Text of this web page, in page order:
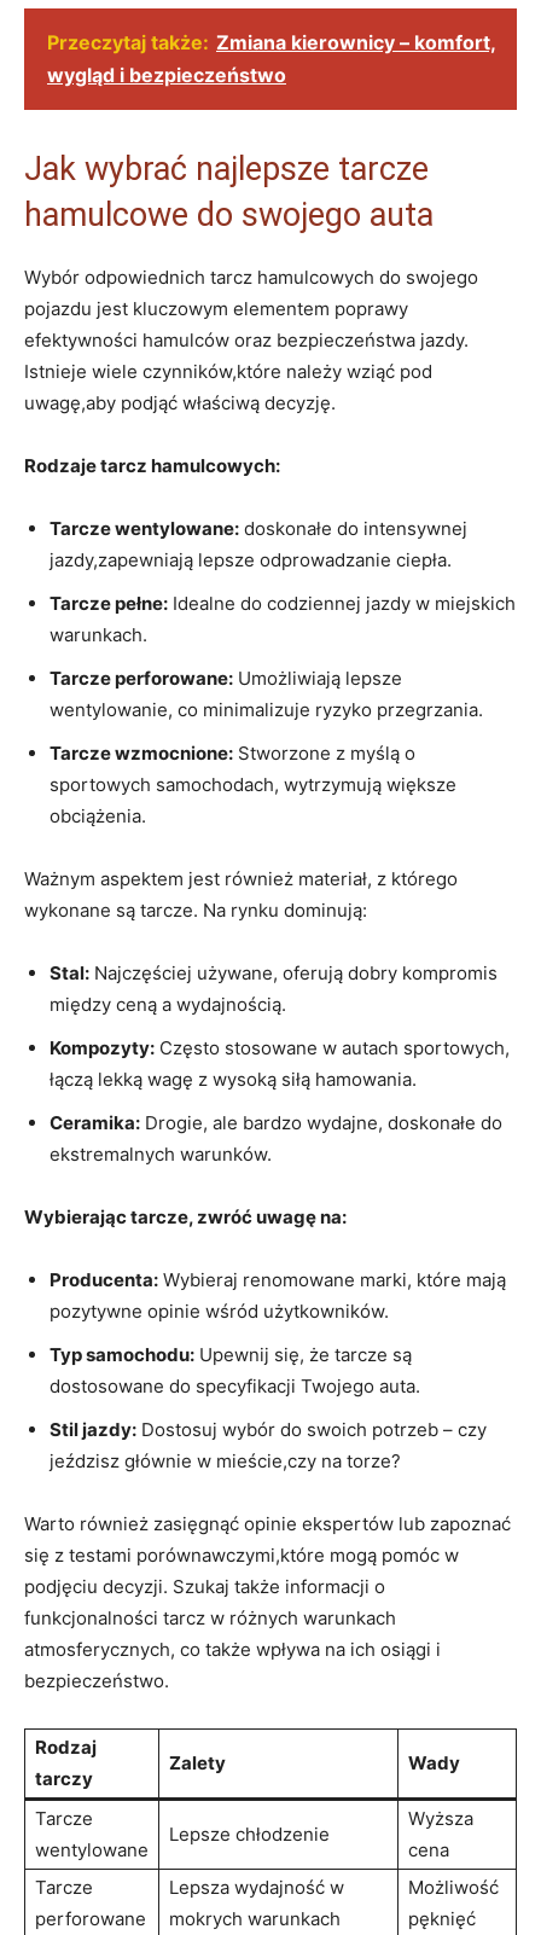
Przeczytaj także: Zmiana kierownicy – komfort,
wygląd i bezpieczeństwo
Jak wybrać najlepsze tarcze
hamulcowe do swojego auta
Wybór odpowiednich tarcz hamulcowych do swojego
pojazdu jest kluczowym elementem poprawy
efektywności hamulców oraz bezpieczeństwa jazdy.
Istnieje wiele czynników,które należy wziąć pod
uwagę,aby podjąć właściwą decyzję.
Rodzaje tarcz hamulcowych:
Tarcze wentylowane: doskonałe do intensywnej
jazdy,zapewniają lepsze odprowadzanie ciepła.
Tarcze pełne: Idealne do codziennej jazdy w miejskich
warunkach.
Tarcze perforowane: Umożliwiają lepsze
wentylowanie, co minimalizuje ryzyko przegrzania.
Tarcze wzmocnione: Stworzone z myślą o
sportowych samochodach, wytrzymują większe
obciążenia.
Ważnym aspektem jest również materiał, z którego
wykonane są tarcze. Na rynku dominują:
Stal: Najczęściej używane, oferują dobry kompromis
między ceną a wydajnością.
Kompozyty: Często stosowane w autach sportowych,
łączą lekką wagę z wysoką siłą hamowania.
Ceramika: Drogie, ale bardzo wydajne, doskonałe do
ekstremalnych warunków.
Wybierając tarcze, zwróć uwagę na:
Producenta: Wybieraj renomowane marki, które mają
pozytywne opinie wśród użytkowników.
Typ samochodu: Upewnij się, że tarcze są
dostosowane do specyfikacji Twojego auta.
Stil jazdy: Dostosuj wybór do swoich potrzeb – czy
jeździsz głównie w mieście,czy na torze?
Warto również zasięgnąć opinie ekspertów lub zapoznać
się z testami porównawczymi,które mogą pomóc w
podjęciu decyzji. Szukaj także informacji o
funkcjonalności tarcz w różnych warunkach
atmosferycznych, co także wpływa na ich osiągi i
bezpieczeństwo.
Rodzaj
tarczy
Zalety Wady
Tarcze
wentylowane
Lepsze chłodzenie
Wyższa
cena
Tarcze
perforowane
Lepsza wydajność w
mokrych warunkach
Możliwość
pęknięć